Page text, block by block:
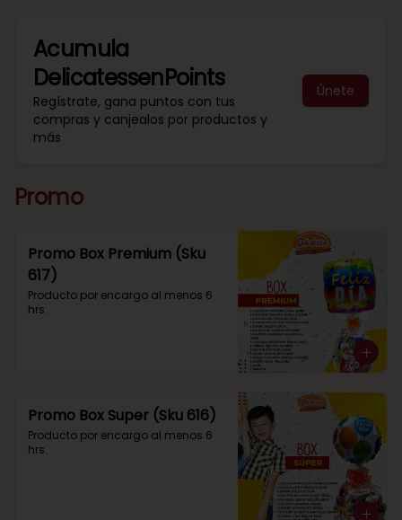
Acumula
DelicatessenPoints
Regístrate, gana puntos con tus
compras y canjealos por productos y
más
Únete
Promo
Promo Box Premium (Sku
617)
Producto por encargo al menos 6
hrs.
Promo Box Super (Sku 616)
Producto por encargo al menos 6
hrs.